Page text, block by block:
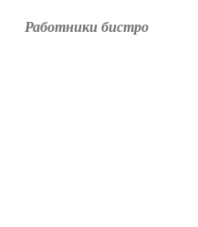
Работники бистро